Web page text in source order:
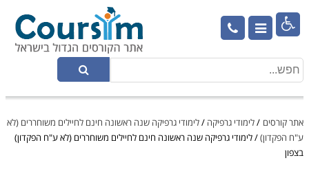

אתר קורסים /לימודי גרפיקה /לימודי גרפיקה שנה ראשונה חינם לחיילים משוחררים (לא
ע"ח הפקדון)/לימודי גרפיקה שנה ראשונה חינם לחיילים משוחררים (לא ע"ח הפקדון)
בצפון